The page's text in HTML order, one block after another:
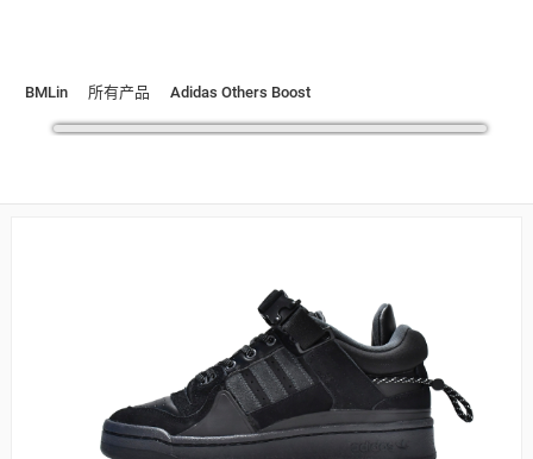
BMLin 所有产品 Adidas Others Boost